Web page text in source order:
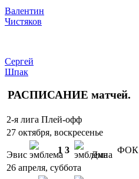
Валентин
Чистяков
Сергей
Шпак
РАСПИСАНИЕ матчей.
2-я лига Плей-офф
27 октября, воскресенье
Эвис 1 3 Дина ФОК
26 апреля, суббота